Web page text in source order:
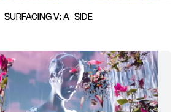
SURFACING V: A-SIDE